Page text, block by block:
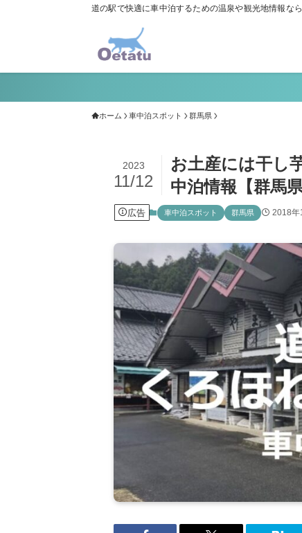
道の駅で快適に車中泊するための温泉や観光地情報な
ホーム 車中泊スポット 群馬県
お土産には干し
中泊情報【群馬県
2023
11/12
広告 車中泊スポット 群馬県 2018年